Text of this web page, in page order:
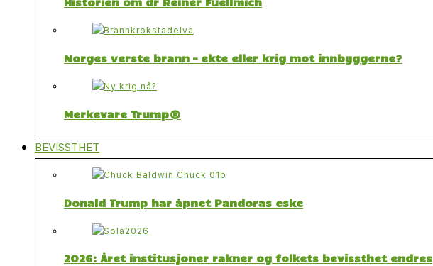
Norges verste brann – ekte eller krig mot innbyggerne?
Merkevare Trump®
BEVISSTHET
Donald Trump har åpnet Pandoras eske
2026: Året institusjoner rakner og folkets bevissthet endres